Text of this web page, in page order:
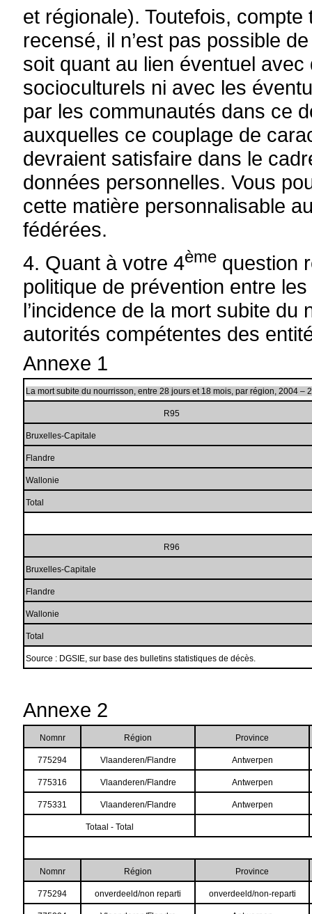
et régionale). Toutefois,
recensé, il n’est pas possible
soit quant au lien éventuel
socioculturels ni avec les
par les communautés dans ce
auxquelles ce couplage de
devraient satisfaire dans le
données personnelles. Vous
cette matière personnalisable
fédérées.
4. Quant à votre 4ème question
politique de prévention entre
l’incidence de la mort subite
autorités compétentes des
Annexe 1
La mort subite du nourrisson, entre 28 jours et 18 mois, par région, 2004 –
R95
Bruxelles-Capitale
Flandre
Wallonie
Total
R96
Bruxelles-Capitale
Flandre
Wallonie
Total
Source : DGSIE, sur base des bulletins statistiques de décès.
Annexe 2
Nomnr Région Province
775294 Vlaanderen/Flandre Antwerpen
775316 Vlaanderen/Flandre Antwerpen
775331 Vlaanderen/Flandre Antwerpen
Totaal - Total
Nomnr Région Province
775294 onverdeeld/non reparti onverdeeld/non-reparti